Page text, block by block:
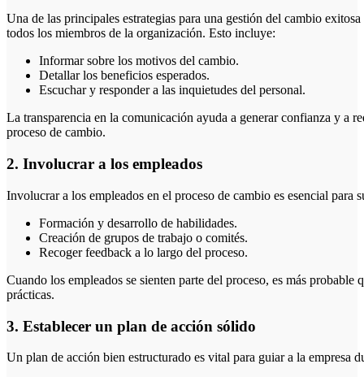
Una de las principales estrategias para una gestión del cambio
todos los miembros de la organización. Esto incluye:
Informar sobre los motivos del cambio.
Detallar los beneficios esperados.
Escuchar y responder a las inquietudes del personal.
La transparencia en la comunicación ayuda a generar confianza y a
proceso de cambio.
2. Involucrar a los empleados
Involucrar a los empleados en el proceso de cambio es esencial para
Formación y desarrollo de habilidades.
Creación de grupos de trabajo o comités.
Recoger feedback a lo largo del proceso.
Cuando los empleados se sienten parte del proceso, es más
prácticas.
3. Establecer un plan de acción sólido
Un plan de acción bien estructurado es vital para guiar a la empresa